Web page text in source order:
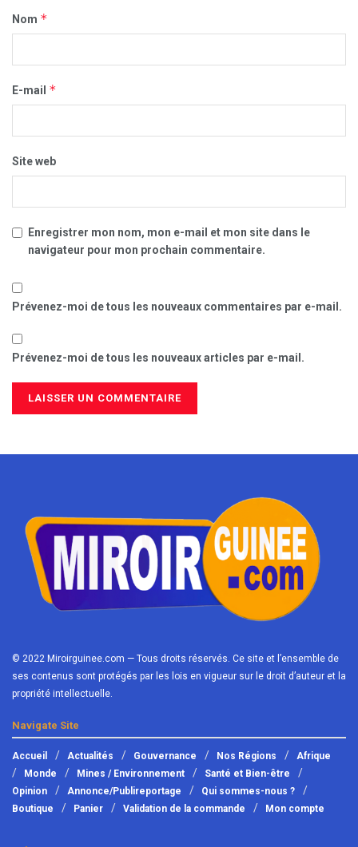
Nom *
E-mail *
Site web
Enregistrer mon nom, mon e-mail et mon site dans le
navigateur pour mon prochain commentaire.
Prévenez-moi de tous les nouveaux commentaires par e-mail.
Prévenez-moi de tous les nouveaux articles par e-mail.
© 2022 Miroirguinee.com — Tous droits réservés. Ce site et l’ensemble de
ses contenus sont protégés par les lois en vigueur sur le droit d’auteur et la
propriété intellectuelle.
Navigate Site
Accueil Actualités Gouvernance Nos Régions
Afrique
Monde
Mines / Environnement
Santé et Bien-être
Opinion
Annonce/Publireportage
Qui sommes-nous ?
Boutique
Panier Validation de la commande Mon compte